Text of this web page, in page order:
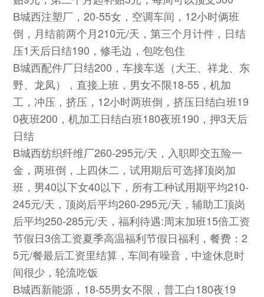
B城西注塑厂，20-55女，空调车间，12小时俩班
倒，月结前两个月210元/天，第三个月计件，日结
压1天后日结190，修毛边，包吃包住
B城西配件厂日结200，车接车送（大王、祥龙、东
野、龙凤），直接上班，男女不限18-55，机加
工，冲压，挤压，12小时两班倒，挤压日结白班19
0夜班200，机加工日结白班180夜班190，押3天后
日结
B城西纺织纤维厂260-295元/天，入职即交五险一
金，两班倒，上四休二，试用期后可选择顶岗加
班，男40以下女40以下，所有工种试用期平均210-
245元/天，顶岗后平均260-295元/天，辅助工顶岗
后平均250-285元/天，福利待遇:周末加班15倍工资
节假日3倍工资夏季高温福利节假日福利，餐费：2
5元/餐最后工资里结算，车间有噪音，中途休息时
间很少，轮流吃饭
B城西新能源，18-55男女不限，普工白180夜19